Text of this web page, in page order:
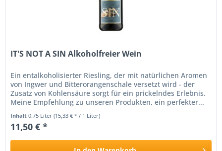
IT'S NOT A SIN Alkoholfreier Wein
Ein entalkoholisierter Riesling, der mit natürlichen Aromen
von Ingwer und Bitterorangenschale versetzt wird - der
Zusatz von Kohlensäure sorgt für ein prickelndes Erlebnis.
Meine Empfehlung zu unseren Produkten, ein perfekter...
Inhalt0.75 Liter(15,33 € * / 1 Liter)
11,50 € *